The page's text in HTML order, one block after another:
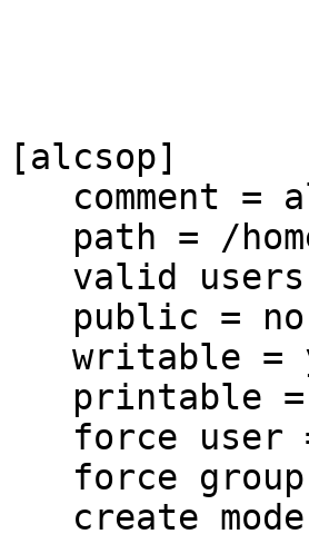
[alcsop]
comment =
path = /
valid users
public = no
writable =
printable =
force user =
force group
create mode